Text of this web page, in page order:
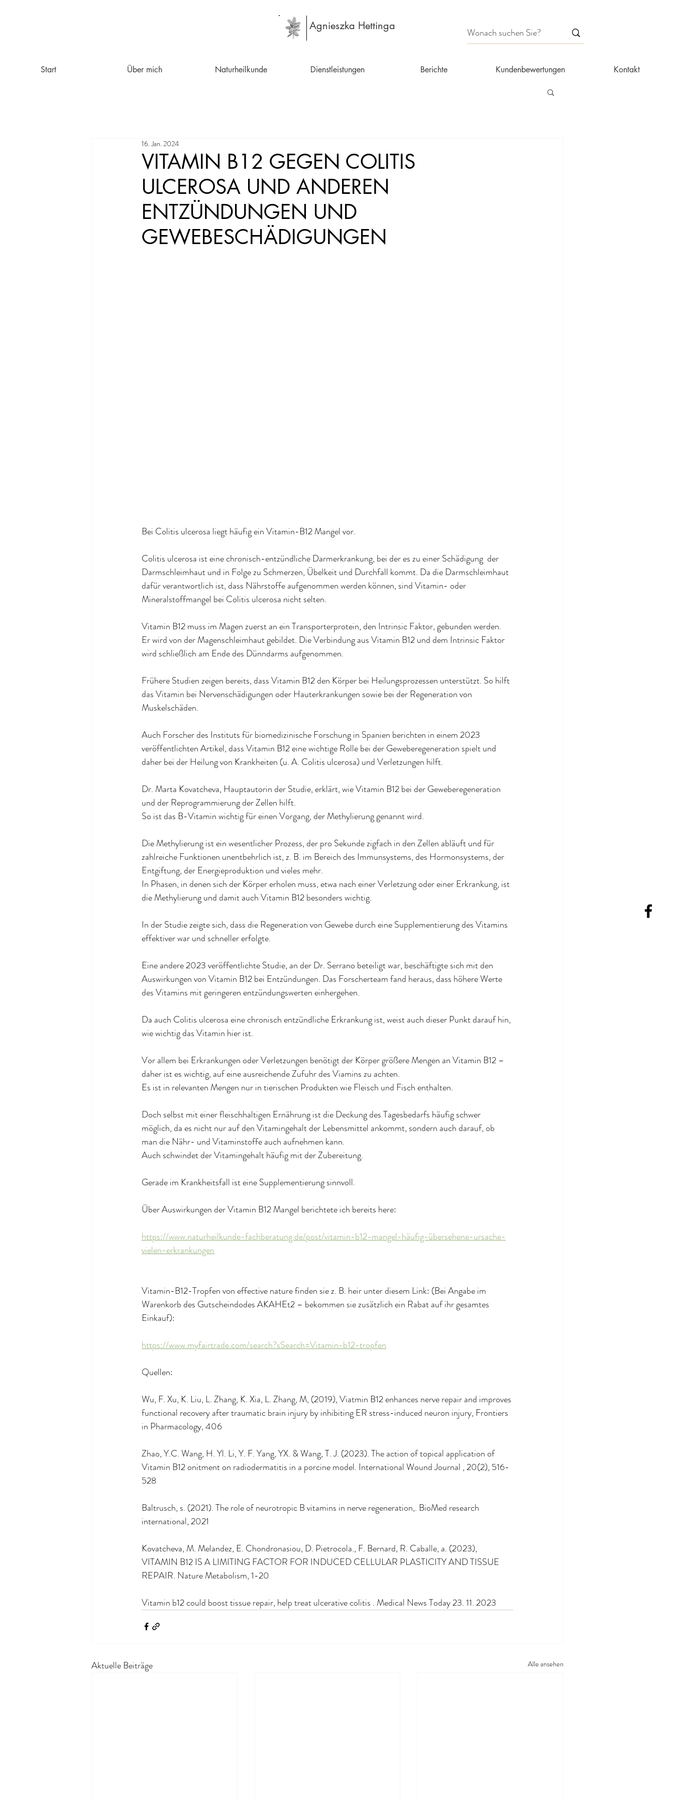
Agnieszka Hettinga
Start Über mich Naturheilkunde Dienstleistungen Berichte Kundenbewertungen Kontakt
VITAMIN B12 GEGEN COLITIS
ULCEROSA UND ANDEREN
ENTZÜNDUNGEN UND
GEWEBESCHÄDIGUNGEN
16. Jan. 2024
Bei Colitis ulcerosa liegt häufig ein Vitamin-B12 Mangel vor.
Colitis ulcerosa ist eine chronisch-entzündliche Darmerkrankung, bei der es zu einer Schädigung  der
Darmschleimhaut und in Folge zu Schmerzen, Übelkeit und Durchfall kommt. Da die Darmschleimhaut
dafür verantwortlich ist, dass Nährstoffe aufgenommen werden können, sind Vitamin- oder
Mineralstoffmangel bei Colitis ulcerosa nicht selten.
Vitamin B12 muss im Magen zuerst an ein Transporterprotein, den Intrinsic Faktor, gebunden werden.
Er wird von der Magenschleimhaut gebildet. Die Verbindung aus Vitamin B12 und dem Intrinsic Faktor
wird schließlich am Ende des Dünndarms aufgenommen.
Frühere Studien zeigen bereits, dass Vitamin B12 den Körper bei Heilungsprozessen unterstützt. So hilft
das Vitamin bei Nervenschädigungen oder Hauterkrankungen sowie bei der Regeneration von
Muskelschäden.
Auch Forscher des Instituts für biomedizinische Forschung in Spanien berichten in einem 2023
veröffentlichten Artikel, dass Vitamin B12 eine wichtige Rolle bei der Geweberegeneration spielt und
daher bei der Heilung von Krankheiten (u. A. Colitis ulcerosa) und Verletzungen hilft.
Dr. Marta Kovatcheva, Hauptautorin der Studie, erklärt, wie Vitamin B12 bei der Geweberegeneration
und der Reprogrammierung der Zellen hilft.
So ist das B-Vitamin wichtig für einen Vorgang, der Methylierung genannt wird.
Die Methylierung ist ein wesentlicher Prozess, der pro Sekunde zigfach in den Zellen abläuft und für
zahlreiche Funktionen unentbehrlich ist, z. B. im Bereich des Immunsystems, des Hormonsystems, der
Entgiftung, der Energieproduktion und vieles mehr.
In Phasen, in denen sich der Körper erholen muss, etwa nach einer Verletzung oder einer Erkrankung, ist
die Methylierung und damit auch Vitamin B12 besonders wichtig.
In der Studie zeigte sich, dass die Regeneration von Gewebe durch eine Supplementierung des Vitamins
effektiver war und schneller erfolgte.
Eine andere 2023 veröffentlichte Studie, an der Dr. Serrano beteiligt war, beschäftigte sich mit den
Auswirkungen von Vitamin B12 bei Entzündungen. Das Forscherteam fand heraus, dass höhere Werte
des Vitamins mit geringeren entzündungswerten einhergehen.
Da auch Colitis ulcerosa eine chronisch entzündliche Erkrankung ist, weist auch dieser Punkt darauf hin,
wie wichtig das Vitamin hier ist.
Vor allem bei Erkrankungen oder Verletzungen benötigt der Körper größere Mengen an Vitamin B12 –
daher ist es wichtig, auf eine ausreichende Zufuhr des Viamins zu achten.
Es ist in relevanten Mengen nur in tierischen Produkten wie Fleisch und Fisch enthalten.
Doch selbst mit einer fleischhaltigen Ernährung ist die Deckung des Tagesbedarfs häufig schwer
möglich, da es nicht nur auf den Vitamingehalt der Lebensmittel ankommt, sondern auch darauf, ob
man die Nähr- und Vitaminstoffe auch aufnehmen kann.
Auch schwindet der Vitamingehalt häufig mit der Zubereitung.
Gerade im Krankheitsfall ist eine Supplementierung sinnvoll.
Über Auswirkungen der Vitamin B12 Mangel berichtete ich bereits here:
https://www.naturheilkunde-fachberatung.de/post/vitamin-b12-mangel-häufig-übersehene-ursache-
vielen-erkrankungen
Vitamin-B12-Tropfen von effective nature finden sie z. B. heir unter diesem Link: (Bei Angabe im
Warenkorb des Gutscheindodes AKAHEt2 – bekommen sie zusätzlich ein Rabat auf ihr gesamtes
Einkauf):
https://www.myfairtrade.com/search?sSearch=Vitamin-b12-tropfen
Quellen:
Wu, F. Xu, K. Liu, L. Zhang, K. Xia, L. Zhang, M, (2019), Viatmin B12 enhances nerve repair and improves
functional recovery after traumatic brain injury by inhibiting ER stress-induced neuron injury, Frontiers
in Pharmacology, 406
Zhao, Y.C. Wang, H. Yl. Li, Y. F. Yang, YX. & Wang, T. J. (2023). The action of topical application of
Vitamin B12 onitment on radiodermatitis in a porcine model. International Wound Journal , 20(2), 516-
528
Baltrusch, s. (2021). The role of neurotropic B vitamins in nerve regeneration,. BioMed research
international, 2021
Kovatcheva, M. Melandez, E. Chondronasiou, D. Pietrocola., F. Bernard, R. Caballe, a. (2023),
VITAMIN B12 IS A LIMITING FACTOR FOR INDUCED CELLULAR PLASTICITY AND TISSUE
REPAIR. Nature Metabolism, 1-20
Vitamin b12 could boost tissue repair, help treat ulcerative colitis . Medical News Today 23. 11. 2023
Aktuelle Beiträge Alle ansehen